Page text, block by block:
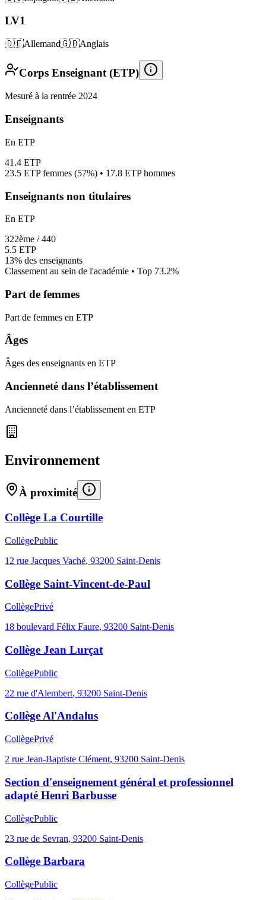
LV1
🇩🇪Allemand🇬🇧Anglais
Corps Enseignant (ETP)
Mesuré à la rentrée 2024
Enseignants
En ETP
41.4 ETP
23.5 ETP femmes (57%) • 17.8 ETP hommes
Enseignants non titulaires
En ETP
322ème /440
5.5 ETP
13% des enseignants
Classement au sein de l'académie • Top 73.2%
Part de femmes
Part de femmes en ETP
Âges
Âges des enseignants en ETP
Ancienneté dans l’établissement
Ancienneté dans l’établissement en ETP
Environnement
À proximité
Collège La Courtille
CollègePublic
12 rue Jacques Vaché, 93200 Saint-Denis
Collège Saint-Vincent-de-Paul
CollègePrivé
18 boulevard Félix Faure, 93200 Saint-Denis
Collège Jean Lurçat
CollègePublic
22 rue d'Alembert, 93200 Saint-Denis
Collège Al'Andalus
CollègePrivé
2 rue Jean-Baptiste Clément, 93200 Saint-Denis
Section d'enseignement général et professionnel
adapté Henri Barbusse
CollègePublic
23 rue de Sevran, 93200 Saint-Denis
Collège Barbara
CollègePublic